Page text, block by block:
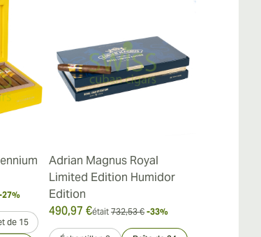
27%
de 15
Adrian Magnus Royal
Limited Edition Humidor
Edition
490,97 €était 732,53 € -33%